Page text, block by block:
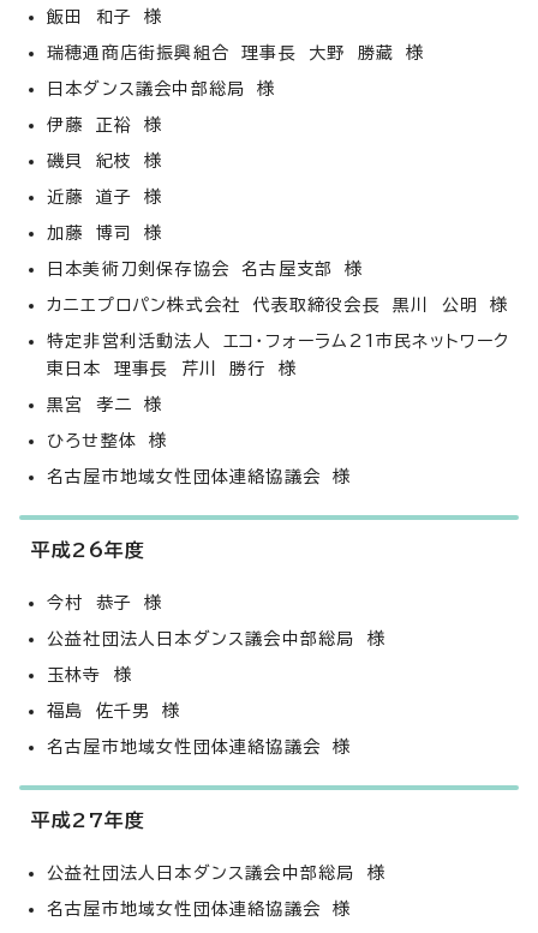
飯田 和子 様
瑞穂通商店街振興組合 理事長 大野 勝藏 様
日本ダンス議会中部総局 様
伊藤 正裕 様
磯貝 紀枝 様
近藤 道子 様
加藤 博司 様
日本美術刀剣保存協会 名古屋支部 様
カニエプロパン株式会社 代表取締役会長 黒川 公明 様
特定非営利活動法人 エコ・フォーラム21市民ネットワーク
東日本 理事長 芹川 勝行 様
黒宮 孝二 様
ひろせ整体 様
名古屋市地域女性団体連絡協議会 様
平成26年度
今村 恭子 様
公益社団法人日本ダンス議会中部総局 様
玉林寺 様
福島 佐千男 様
名古屋市地域女性団体連絡協議会 様
平成27年度
公益社団法人日本ダンス議会中部総局 様
名古屋市地域女性団体連絡協議会 様